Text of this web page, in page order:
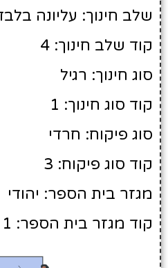
שלב חינוך: עליונה בלבד
קוד שלב חינוך: 4
סוג חינוך: רגיל
קוד סוג חינוך: 1
סוג פיקוח: חרדי
קוד סוג פיקוח: 3
מגזר בית הספר: יהודי
קוד מגזר בית הספר: 1